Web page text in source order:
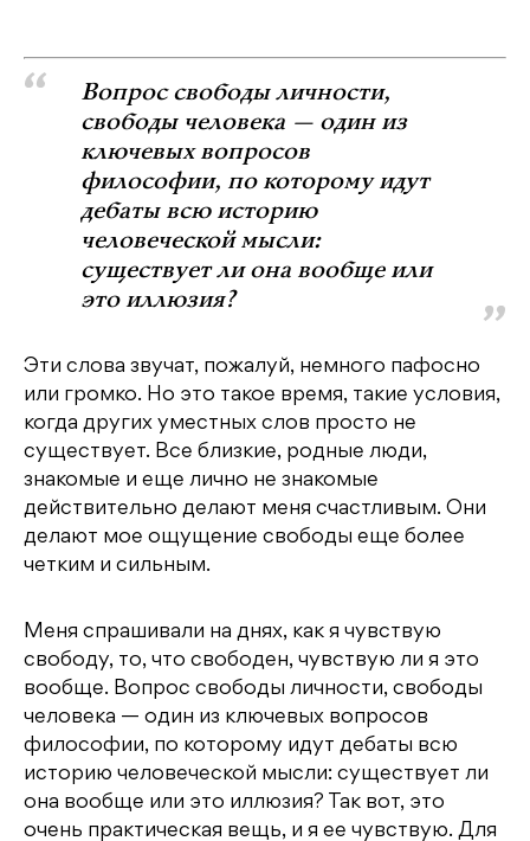
Вопрос свободы личности,
свободы человека — один из
ключевых вопросов
философии, по которому идут
дебаты всю историю
человеческой мысли:
существует ли она вообще или
это иллюзия?
Эти слова звучат, пожалуй, немного пафосно
или громко. Но это такое время, такие условия,
когда других уместных слов просто не
существует. Все близкие, родные люди,
знакомые и еще лично не знакомые
действительно делают меня счастливым. Они
делают мое ощущение свободы еще более
четким и сильным.
Меня спрашивали на днях, как я чувствую
свободу, то, что свободен, чувствую ли я это
вообще. Вопрос свободы личности, свободы
человека — один из ключевых вопросов
философии, по которому идут дебаты всю
историю человеческой мысли: существует ли
она вообще или это иллюзия? Так вот, это
очень практическая вещь, и я ее чувствую. Для